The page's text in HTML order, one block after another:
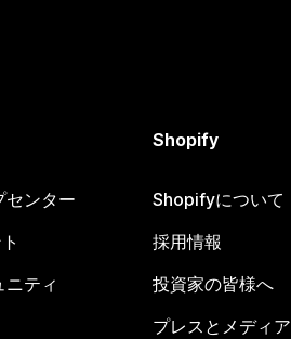
ンター
ティ
Shopify
Shopifyについて
採用情報
投資家の皆様へ
プレスとメディア